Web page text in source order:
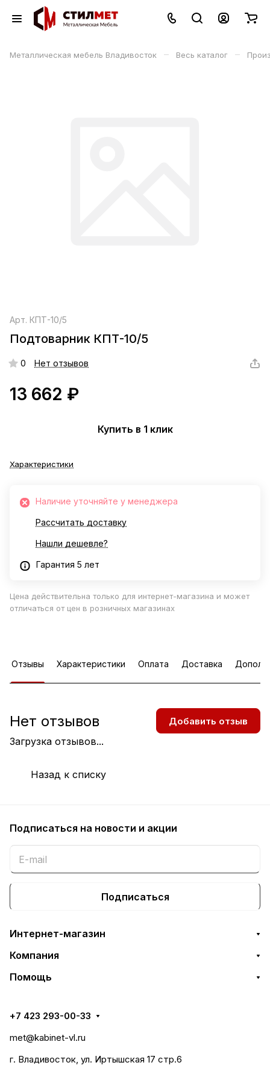
Металлическая мебель Владивосток – Весь каталог –
Арт. КПТ-10/5
Подтоварник КПТ-10/5
0 Нет отзывов
13 662 ₽
Купить в 1 клик
Характеристики
Наличие уточняйте у менеджера
Рассчитать доставку
Нашли дешевле?
Гарантия 5 лет
Цена действительна только для интернет-магазина и может
отличаться от цен в розничных магазинах
Отзывы Характеристики Оплата Доставка
Загрузка отзывов...
Нет отзывов Добавить отзыв
Назад к списку
Подписаться на новости и акции
Подписаться
Интернет-магазин
Компания
Помощь
+7 423 293-00-33
met@kabinet-vl.ru
г. Владивосток, ул. Иртышская 17 стр.6